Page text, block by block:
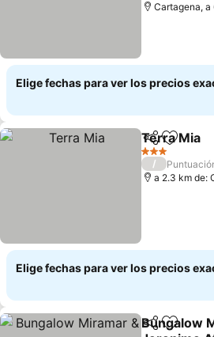
Cartagena, a
Elige fechas para ver los precios
Compartir
Terra Mia
3 Estrellas
/
a 2.3 km de:
Elige fechas para ver los precios
Compartir
Bungalow